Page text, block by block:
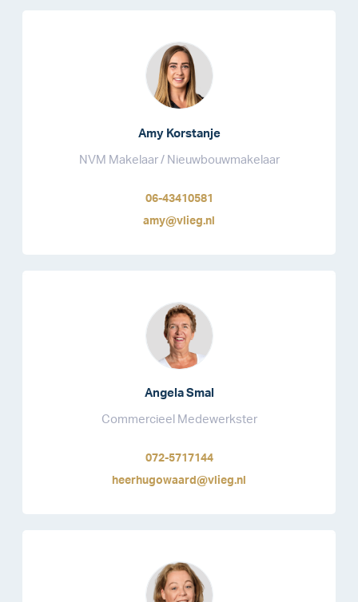
Amy Korstanje
NVM Makelaar / Nieuwbouwmakelaar
06-43410581
amy@vlieg.nl
Angela Smal
Commercieel Medewerkster
072-5717144
heerhugowaard@vlieg.nl